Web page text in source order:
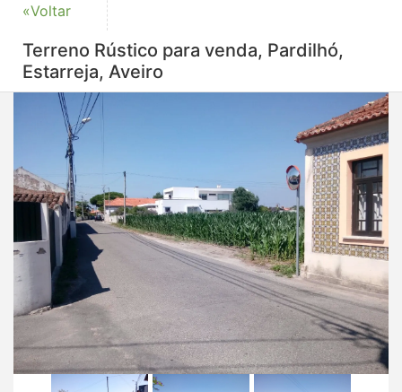
«Voltar
Terreno Rústico para venda, Pardilhó,
Estarreja, Aveiro